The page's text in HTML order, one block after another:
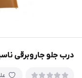
درب جلو جاروبرقی